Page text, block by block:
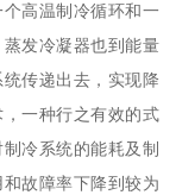
高温制冷循环和一
发冷凝器也到能量
传递出去，实现降
一种行之有效的式
冷系统的能耗及制
故障率下降到较为